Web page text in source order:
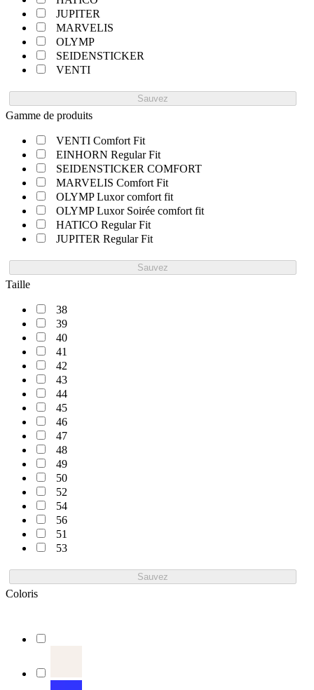
JUPITER
MARVELIS
OLYMP
SEIDENSTICKER
VENTI
Sauvez
Gamme de produits
VENTI Comfort Fit
EINHORN Regular Fit
SEIDENSTICKER COMFORT
MARVELIS Comfort Fit
OLYMP Luxor comfort fit
OLYMP Luxor Soirée comfort fit
HATICO Regular Fit
JUPITER Regular Fit
Sauvez
Taille
38
39
40
41
42
43
44
45
46
47
48
49
50
52
54
56
51
53
Sauvez
Coloris